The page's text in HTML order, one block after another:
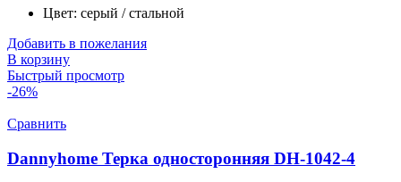
Цвет: серый / стальной
Добавить в пожелания
В корзину
Быстрый просмотр
-26%
Сравнить
Dannyhome Терка односторонняя DH-1042-4